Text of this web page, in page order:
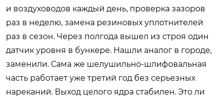
и воздуховодов каждый день, проверка зазоров
раз в неделю, замена резиновых уплотнителей
раз в сезон. Через полгода вышел из строя один
датчик уровня в бункере. Нашли аналог в городе,
заменили. Сама же шелушильно-шлифовальная
часть работает уже третий год без серьезных
нареканий. Выход целого ядра стабилен. Это ли